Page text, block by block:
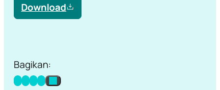
Download
Bagikan: